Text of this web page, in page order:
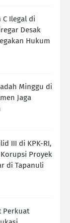
Ilegal di
Desak
Hukum
Minggu di
Jaga
III di KPK-RI,
Proyek
di Tapanuli
Perkuat